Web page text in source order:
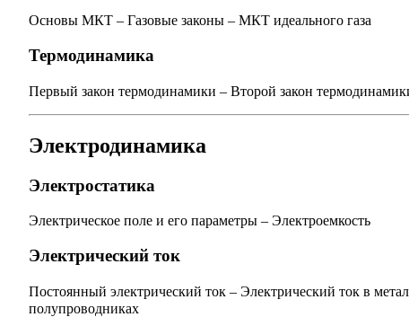
Основы МКТ – Газовые законы – МКТ идеального газа
Термодинамика
Первый закон термодинамики – Второй закон
Электродинамика
Электростатика
Электрическое поле и его параметры – Электроемкость
Электрический ток
Постоянный электрический ток – Электрический ток в
полупроводниках